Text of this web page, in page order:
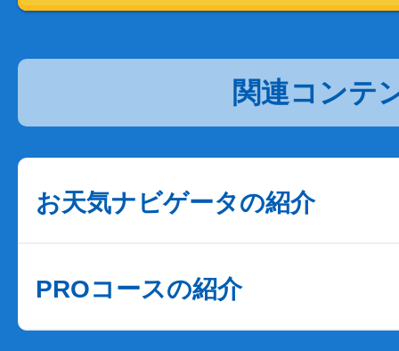
関連コンテ
お天気ナビゲータの紹介
PROコースの紹介